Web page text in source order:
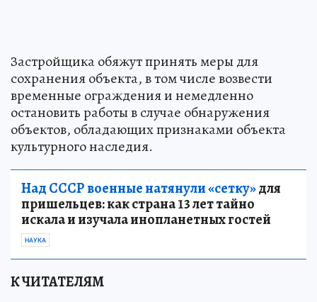
Застройщика обяжут принять меры для
сохранения объекта, в том числе возвести
временные ограждения и немедленно
остановить работы в случае обнаружения
объектов, обладающих признаками объекта
культурного наследия.
Над СССР военные натянули «сетку»для
пришельцев: как страна 13 лет тайно
искала и изучала инопланетных гостей
НАУКА
К ЧИТАТЕЛЯМ